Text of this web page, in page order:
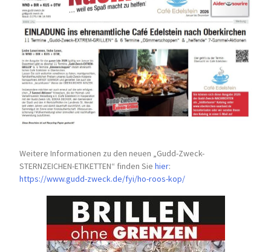
Weitere Informationen zu den neuen „Gudd-Zweck-
STERNZEICHEN-ETIKETTEN“ finden Siehier:
https://www.gudd-zweck.de/fyi/ho-roos-kop/